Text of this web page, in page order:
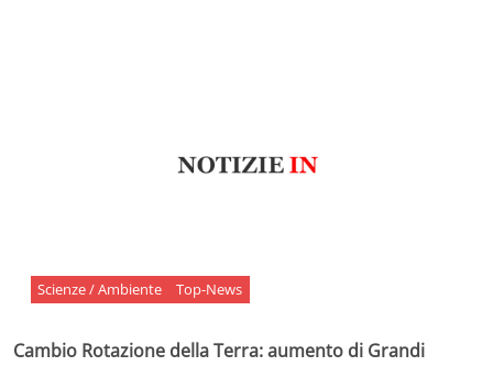
Scienze / Ambiente Top-News
Cambio Rotazione della Terra: aumento di Grandi